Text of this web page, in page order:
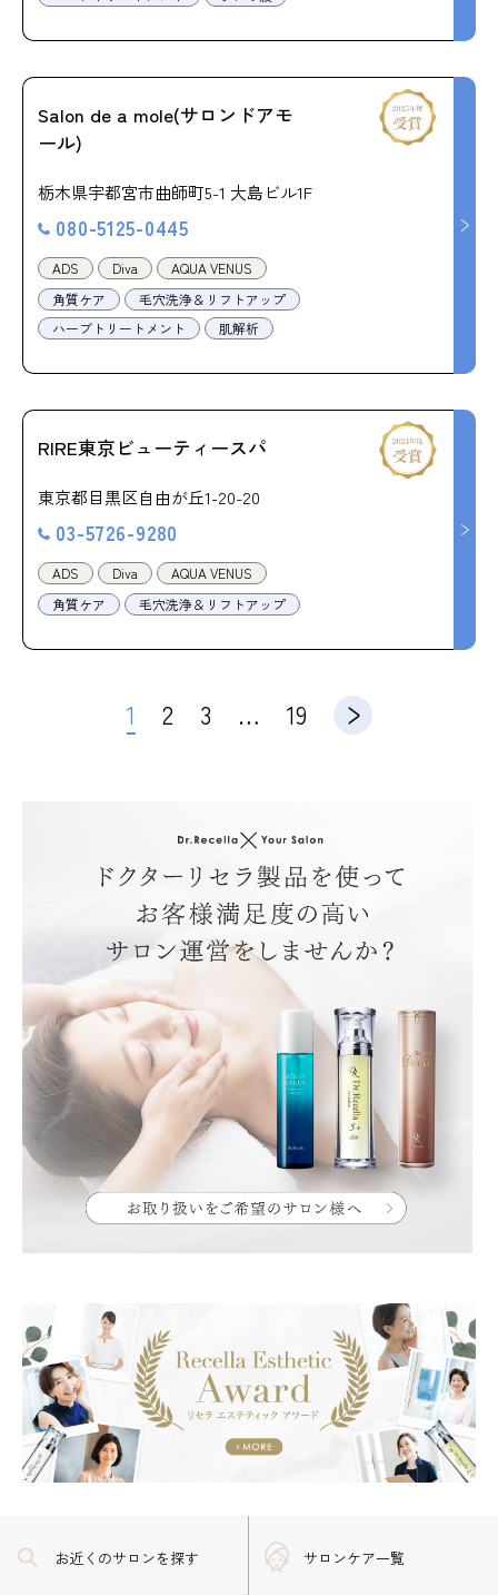
Salon de a mole(サロンドアモ
ール)
栃木県宇都宮市曲師町5-1 大島ビル1F
080-5125-0445
ADS Diva
AQUA VENUS
角質ケア
毛穴洗浄＆リフトアップ
ハーブトリートメント
肌解析
RIRE東京ビューティースパ
東京都目黒区自由が丘1-20-20
03-5726-9280
ADS Diva
AQUA VENUS
角質ケア
毛穴洗浄＆リフトアップ
1 2 3 … 19
お近くのサロンを探す サロンケア一覧